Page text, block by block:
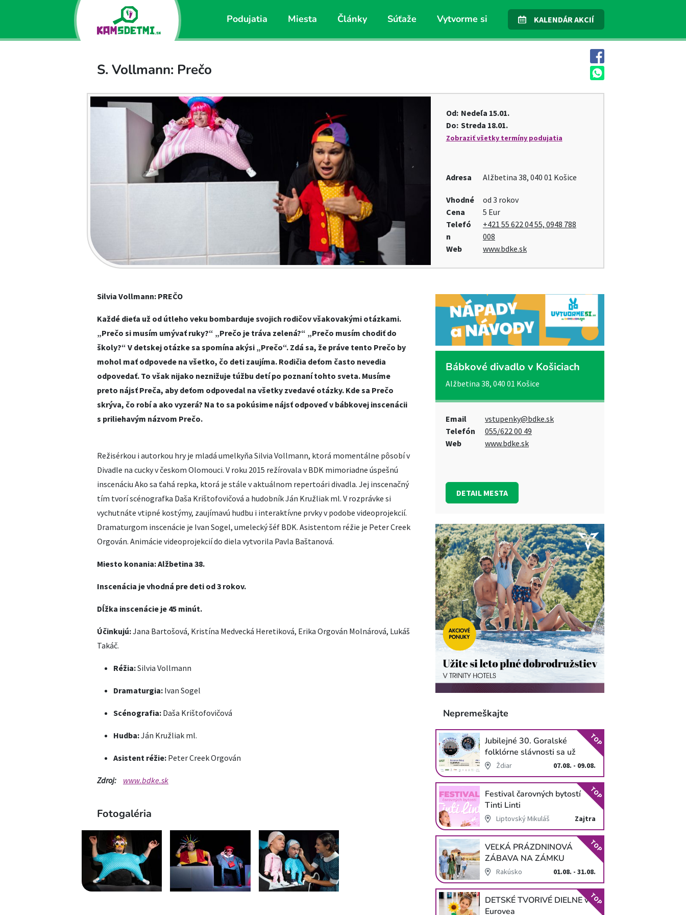
Podujatia Miesta Články Súťaže Vytvorme si KALENDÁR AKCIÍ
S. Vollmann: Prečo
Od: Nedeľa 15.01.
Do: Streda 18.01.
Zobraziť všetky termíny podujatia
Adresa Alžbetina 38, 040 01 Košice
Vhodné
od 3 rokov
Cena
5 Eur
Telefó
n
+421 55 622 04 55, 0948 788
008
Web
www.bdke.sk
Silvia Vollmann: PREČO
Každé dieťa už od útleho veku bombarduje svojich rodičov všakovakými otázkami.
„Prečo si musím umývať ruky?“ „Prečo je tráva zelená?“ „Prečo musím chodiť do
školy?“ V detskej otázke sa spomína akýsi „Prečo“. Zdá sa, že práve tento Prečo by
mohol mať odpovede na všetko, čo deti zaujíma. Rodičia deťom často nevedia
odpovedať. To však nijako neznižuje túžbu detí po poznaní tohto sveta. Musíme
preto nájsť Preča, aby deťom odpovedal na všetky zvedavé otázky. Kde sa Prečo
skrýva, čo robí a ako vyzerá? Na to sa pokúsime nájsť odpoveď v bábkovej inscenácii
s priliehavým názvom Prečo.
Režisérkou i autorkou hry je mladá umelkyňa Silvia Vollmann, ktorá momentálne pôsobí v
Divadle na cucky v českom Olomouci. V roku 2015 režírovala v BDK mimoriadne úspešnú
inscenáciu Ako sa ťahá repka, ktorá je stále v aktuálnom repertoári divadla. Jej inscenačný
tím tvorí scénografka Daša Krištofovičová a hudobník Ján Kružliak ml. V rozprávke si
vychutnáte vtipné kostýmy, zaujímavú hudbu i interaktívne prvky v podobe videoprojekcií.
Dramaturgom inscenácie je Ivan Sogel, umelecký šéf BDK. Asistentom réžie je Peter Creek
Orgován. Animácie videoprojekcií do diela vytvorila Pavla Baštanová.
Miesto konania: Alžbetina 38.
Inscenácia je vhodná pre deti od 3 rokov.
Dĺžka inscenácie je 45 minút.
Účinkujú:Jana Bartošová, Kristína Medvecká Heretiková, Erika Orgován Molnárová, Lukáš
Takáč.
Réžia:Silvia Vollmann
Dramaturgia: Ivan Sogel
Scénografia: Daša Krištofovičová
Hudba:Ján Kružliak ml.
Asistent réžie: Peter Creek Orgován
Zdroj: www.bdke.sk
Fotogaléria
Bábkové divadlo v Košiciach
Alžbetina 38, 040 01 Košice
Email
vstupenky@bdke.sk
Telefón
055/622 00 49
Web
www.bdke.sk
DETAIL MESTA
Nepremeškajte
Jubilejné 30. Goralské
folklórne slávnosti sa už
blížiaŽdiar 07.08. - 09.08.
TOP
Festival čarovných bytostí
Tinti Linti
Liptovský Mikuláš Zajtra
TOP
VEĽKÁ PRÁZDNINOVÁ
ZÁBAVA NA ZÁMKU
SCHLOSS HOF
Rakúsko 01.08. - 31.08.
TOP
DETSKÉ TVORIVÉ DIELNE v
Eurovea
TOP